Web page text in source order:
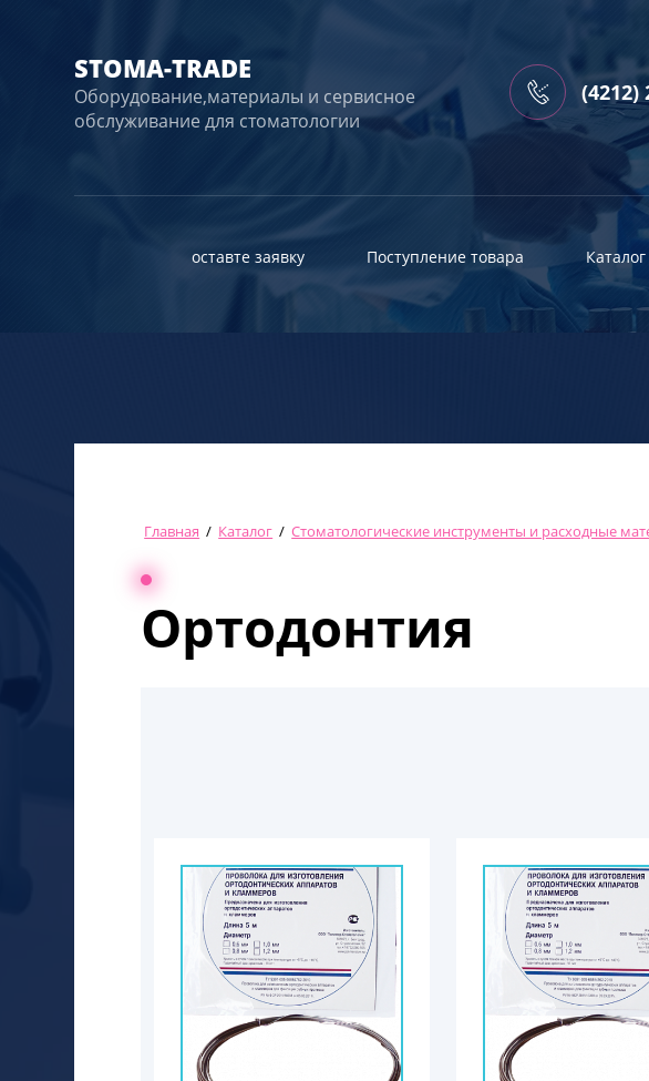
STOMA-TRADE
Оборудование,материалы и сервисное
обслуживание для стоматологии
(4212)
оставте заявку Поступление товара Каталог
Главная / Каталог / Стоматологические инструменты и расходные
Ортодонтия